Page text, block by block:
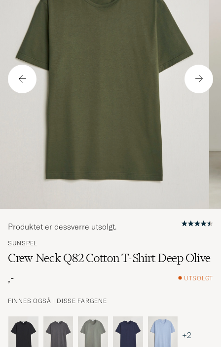
SUNSPEL
Crew Neck Q82 Cotton T-Shirt Deep Olive
,-
UTSOLGT
FINNES OGSÅ I DISSE FARGENE
+2
Produktet er dessverre utsolgt.